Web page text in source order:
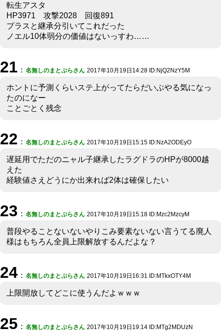
転生アスタ
HP3971 攻撃2028 回復891
プラスと継承分引いてこれだった
ノエル10体弱分の価値はないっすわ……
21 ： 名無しのまとぷらさん 2017年10月19日14:28 ID:NjQ2NzY5M
ホントに予測くらいステ上がってたらだいぶやる気になっ
たのになー
ことごとく残念
22 ： 名無しのまとぷらさん 2017年10月19日15:15 ID:NzA2ODEyO
遅延用でただのニャル子継承したラグドラのHPが8000越
えた
経験値さえどうにか出来れば2体は確保したい
23 ： 名無しのまとぷらさん 2017年10月19日15:18 ID:Mzc2MzcyM
普段やることないないやりこみ要素ないない言うてる廃人
様はもちろん全員上限解放するんだよな？
24 ： 名無しのまとぷらさん 2017年10月19日16:31 ID:MTkxOTY4M
上限開放してどこに使うんだよｗｗｗ
25 ： 名無しのまとぷらさん 2017年10月19日19:14 ID:MTg2MDUzN